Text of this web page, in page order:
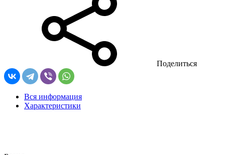
Поделиться
Вся информация
Характеристики